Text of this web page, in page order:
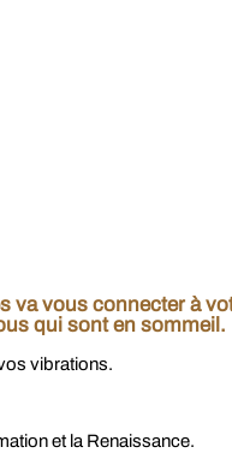
va vous connecter à
qui sont en sommeil.
vibrations.
et la Renaissance.